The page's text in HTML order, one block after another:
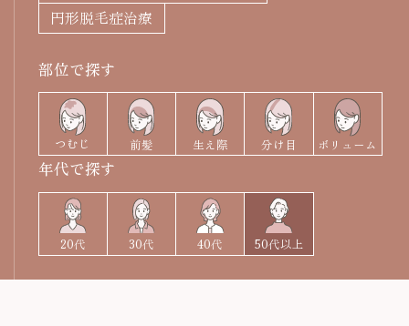
千葉院
仙台院
名古屋院 大阪梅田院
神戸三宮院
FAGAセルフチェック診断
治療の流れ
ドクター紹介
円形脱毛症治療
部位で探す
つむじ 前髪 生え際 分け目 ボリューム
年代で探す
20代 30代 40代 50代以上